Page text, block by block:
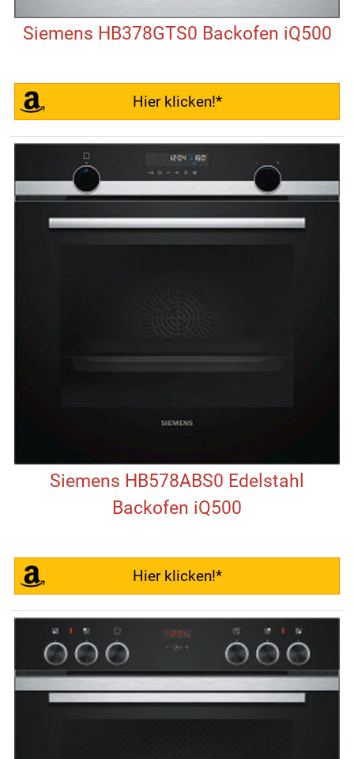
Siemens HB378GTS0 Backofen iQ500
Hier klicken!*
Siemens HB578ABS0 Edelstahl
Backofen iQ500
Hier klicken!*